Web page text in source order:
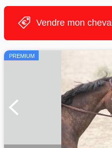
Vendre mon cheval
PREMIUM